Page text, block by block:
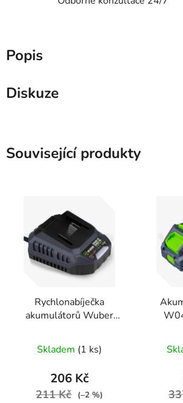
Popis
Diskuze
Související produkty
Rychlonabíječka
akumulátorů Wuber
System, 21 V
Skladem (1 ks)
206 Kč
211 Kč (–2 %)